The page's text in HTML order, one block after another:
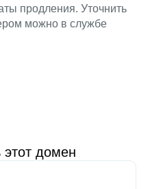
продления. Уточнить
можно в службе
этот домен